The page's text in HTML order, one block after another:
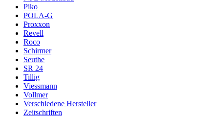
Piko
POLA-G
Proxxon
Revell
Roco
Schirmer
Seuthe
SR 24
Tillig
Viessmann
Vollmer
Verschiedene Hersteller
Zeitschriften